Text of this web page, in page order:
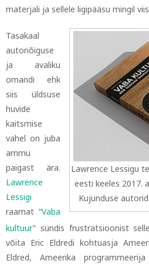
materjali ja sellele ligipääsu mingil
Lawrence Lessigu
eesti keeles 2017.
Kujunduse
Tasakaal
autoriõiguse
ja avaliku
omandi ehk
siis üldsuse
huvide
kaitsmise
vahel on juba
ammu
paigast ära.
Lawrence
Lessigi
raamat “Vaba
kultuur” sündis frustratsioonist
võita Eric Eldredi kohtuasja
Eldred, Ameerika